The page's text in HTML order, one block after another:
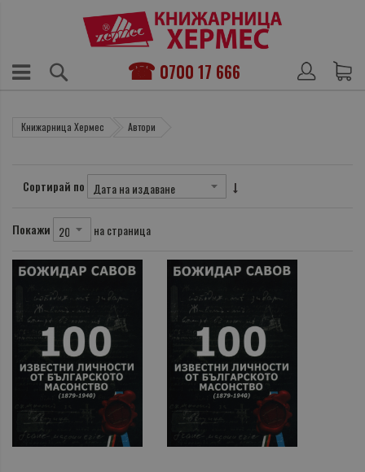
0700 17 666
Книжарница Хермес Автори
Сортирай по
Покажи на страница